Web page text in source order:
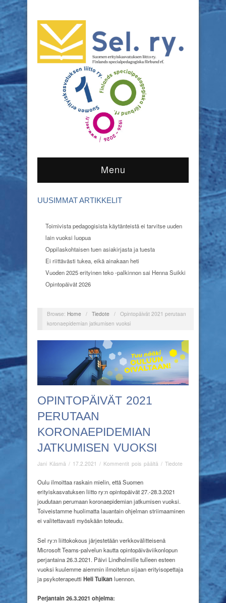
Menu
UUSIMMAT ARTIKKELIT
Toimivista pedagogisista käytänteistä ei tarvitse uuden
lain vuoksi luopua
Oppilaskohtaisen tuen asiakirjasta ja tuesta
Ei riittävästi tukea, eikä ainakaan heti
Vuoden 2025 erityinen teko -palkinnon sai Henna Suikki
Opintopäivät 2026
Browse: Home / Tiedote /
Opintopäivät 2021 perutaan
koronaepidemian jatkumisen vuoksi
OPINTOPÄIVÄT 2021
PERUTAAN
KORONAEPIDEMIAN
JATKUMISEN VUOKSI
Jani Käsmä / 17.2.2021 / Kommentit pois päältä artikkelissa
perutaan
koronaepidemian
jatkumisen
/ Tiedote
Oulu ilmoittaa raskain mielin, että Suomen
erityiskasvatuksen liitto ry:n opintopäivät 27.-28.3.2021
joudutaan perumaan koronaepidemian jatkumisen vuoksi.
Toiveistamme huolimatta lauantain ohjelman striimaaminen
ei valitettavasti myöskään toteudu.
Sel ry:n liittokokous järjestetään verkkovälitteisenä
Microsoft Teams-palvelun kautta opintopäiväviikonlopun
perjantaina 26.3.2021. Päivi Lindholmille tulleen esteen
vuoksi kuulemme aiemmin ilmoitetun sijaan erityisopettaja
ja psykoterapeutti Heli Tuikan luennon.
Perjantain 26.3.2021 ohjelma: